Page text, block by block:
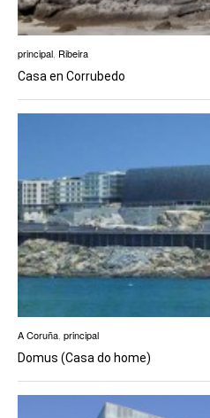
principal Ribeira
Casa en Corrubedo
A Coruña, principal
Domus (Casa do home)